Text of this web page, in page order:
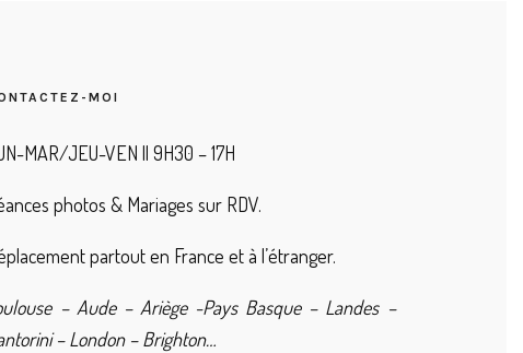
MOI
MAR/JEU-VEN || 9H30 – 17H
photos & Mariages sur RDV.
partout en France et à l’étranger.
– Aude – Ariège -Pays Basque – Landes –
– London – Brighton…